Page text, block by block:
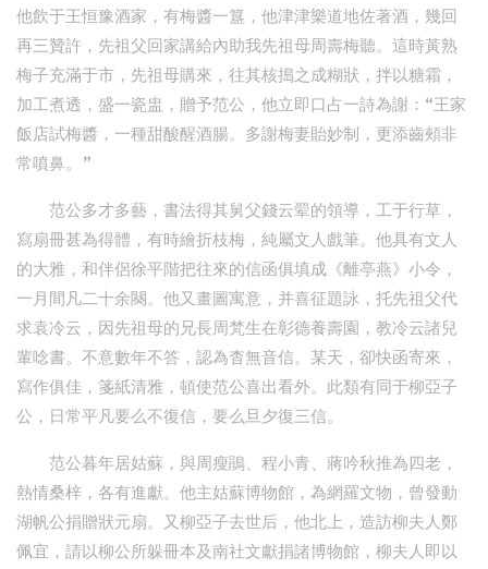
他飲于王恒豫酒家，有梅醬一簋，他津津樂道地佐著酒，幾回
再三贊許，先祖父回家講給內助我先祖母周壽梅聽。這時黃熟
梅子充滿于市，先祖母購來，往其核搗之成糊狀，拌以糖霜，
加工煮透，盛一瓷盅，贈予范公，他立即口占一詩為謝：“王家
飯店試梅醬，一種甜酸醒酒腸。多謝梅妻貽妙制，更添齒頰非
常噴鼻。”
范公多才多藝，書法得其舅父錢云翚的領導，工于行草，
寫扇冊甚為得體，有時繪折枝梅，純屬文人戲筆。他具有文人
的大雅，和伴侶徐平階把往來的信函俱填成《離亭燕》小令，
一月間凡二十余闋。他又畫圖寓意，并喜征題詠，托先祖父代
求袁冷云，因先祖母的兄長周梵生在彰德養壽園，教冷云諸兒
輩唸書。不意數年不答，認為杳無音信。某天，卻快函寄來，
寫作俱佳，箋紙清雅，頓使范公喜出看外。此類有同于柳亞子
公，日常平凡要么不復信，要么旦夕復三信。
范公暮年居姑蘇，與周瘦鵑、程小青、蔣吟秋推為四老，
熱情桑梓，各有進獻。他主姑蘇博物館，為網羅文物，曾發動
湖帆公捐贈狀元扇。又柳亞子去世后，他北上，造訪柳夫人鄭
佩宜，請以柳公所躲冊本及南社文獻捐諸博物館，柳夫人即以